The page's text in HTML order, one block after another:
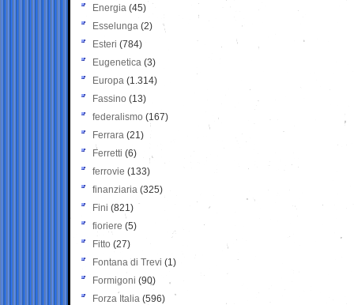
Energia (45)
Esselunga (2)
Esteri (784)
Eugenetica (3)
Europa (1.314)
Fassino (13)
federalismo (167)
Ferrara (21)
Ferretti (6)
ferrovie (133)
finanziaria (325)
Fini (821)
fioriere (5)
Fitto (27)
Fontana di Trevi (1)
Formigoni (90)
Forza Italia (596)